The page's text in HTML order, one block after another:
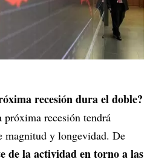
recesión dura el doble?
recesión tendrá
magnitud y longevidad. De
de la actividad en torno a las